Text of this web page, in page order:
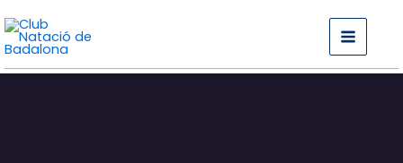
al
contenido